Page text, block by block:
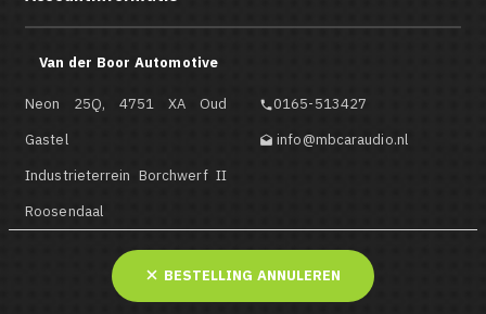
Van der Boor Automotive
Neon 25Q, 4751 XA Oud
Gastel
Industrieterrein Borchwerf II
Roosendaal
0165-513427
 info@mbcaraudio.nl
BESTELLING ANNULEREN